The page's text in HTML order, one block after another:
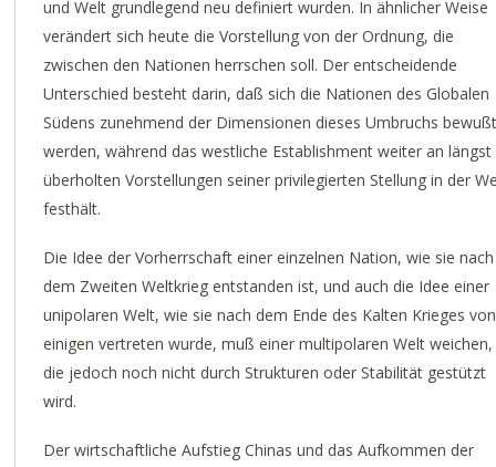
und Welt grundlegend neu definiert wurden. In ähnlicher Weise
verändert sich heute die Vorstellung von der Ordnung, die
zwischen den Nationen herrschen soll. Der entscheidende
Unterschied besteht darin, daß sich die Nationen des Globalen
Südens zunehmend der Dimensionen dieses Umbruchs
werden, während das westliche Establishment weiter an längst
überholten Vorstellungen seiner privilegierten Stellung in der
festhält.
Die Idee der Vorherrschaft einer einzelnen Nation, wie sie nach
dem Zweiten Weltkrieg entstanden ist, und auch die Idee einer
unipolaren Welt, wie sie nach dem Ende des Kalten Krieges von
einigen vertreten wurde, muß einer multipolaren Welt weichen,
die jedoch noch nicht durch Strukturen oder Stabilität gestützt
wird.
Der wirtschaftliche Aufstieg Chinas und das Aufkommen der